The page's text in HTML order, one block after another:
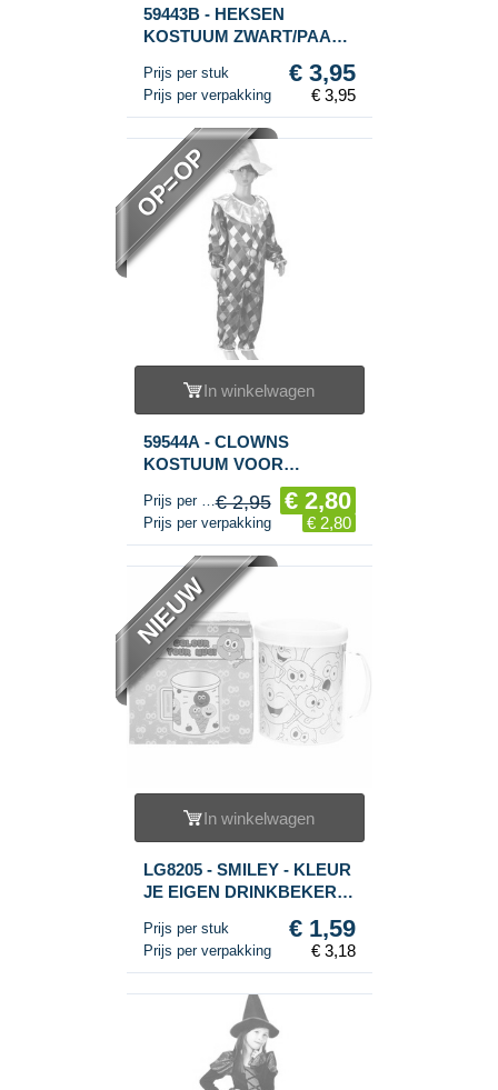
59443B - HEKSEN
KOSTUUM ZWART/PAARS
M
Prijs per stuk € 3,95
Prijs per verpakking € 3,95
OP=OP
In winkelwagen
59544A - CLOWNS
KOSTUUM VOOR
KINDEREN - MAAT 4
Prijs per stuk€ 2,95 € 2,80
Prijs per verpakking € 2,80
NIEUW
In winkelwagen
LG8205 - SMILEY - KLEUR
JE EIGEN DRINKBEKER
Prijs per stuk € 1,59
Prijs per verpakking € 3,18